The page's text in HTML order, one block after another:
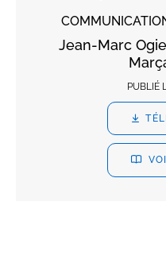
Jean-Marc
PUBLIÉ